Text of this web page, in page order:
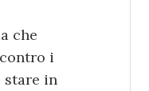
che
i
stare in